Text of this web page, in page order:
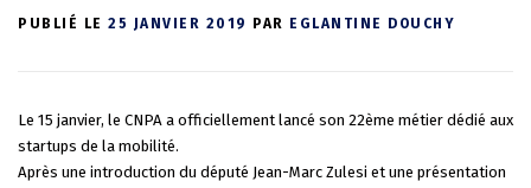
PUBLIÉ LE 25 JANVIER 2019 PAR EGLANTINE DOUCHY
Le 15 janvier, le CNPA a officiellement lancé son 22ème métier dédié aux
startups de la mobilité.
Après une introduction du député Jean-Marc Zulesi et une présentation